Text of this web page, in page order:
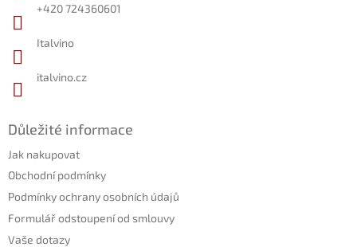
+420 724360601
Italvino
italvino.cz
Důležité informace
Jak nakupovat
Obchodní podmínky
Podmínky ochrany osobních údajů
Formulář odstoupení od smlouvy
Vaše dotazy